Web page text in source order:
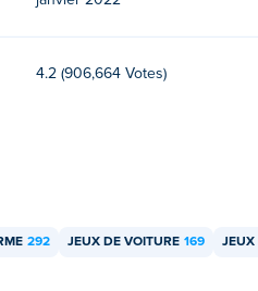
télécharger ni installer
et des skins ?
4.2 (906,664 Votes)
292 JEUX DE VOITURE 169 JEUX